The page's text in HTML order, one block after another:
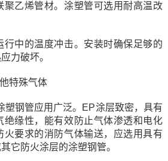
聚乙烯管材。涂塑管可选用耐高温改
中的温度冲击。安装时确保足够的
力破坏。
特殊气体
钢管应用广泛。EP涂层致密，具有
绝缘性，能有效防止气体渗透和电化
火要求的消防气体输送，应选用具有
它防火涂层的涂塑钢管。